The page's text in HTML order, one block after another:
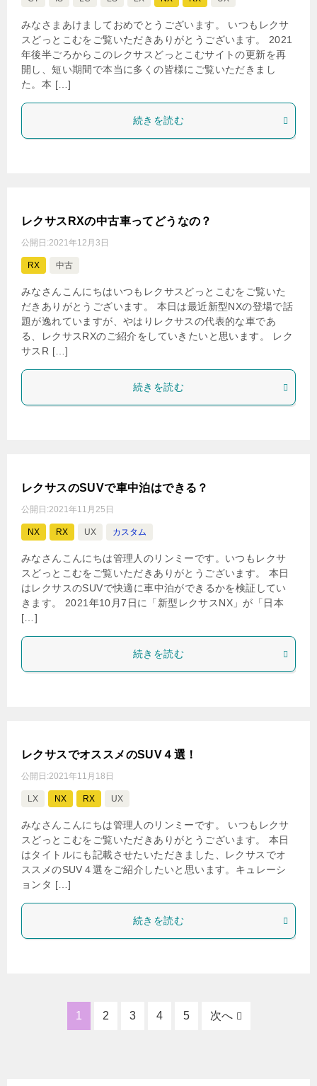
みなさまあけましておめでとうございます。 いつもレクサ
スどっとこむをご覧いただきありがとうございます。 2021
年後半ごろからこのレクサスどっとこむサイトの更新を再
開し、短い期間で本当に多くの皆様にご覧いただきまし
た。本 […]
続きを読む
レクサスRXの中古車ってどうなの？
公開日:2021年12月3日
RX 中古
みなさんこんにちはいつもレクサスどっとこむをご覧いた
だきありがとうございます。 本日は最近新型NXの登場で話
題が逸れていますが、やはりレクサスの代表的な車であ
る、レクサスRXのご紹介をしていきたいと思います。 レク
サスR […]
続きを読む
レクサスのSUVで車中泊はできる？
公開日:2021年11月25日
NX RX UX カスタム
みなさんこんにちは管理人のリンミーです。いつもレクサ
スどっとこむをご覧いただきありがとうございます。 本日
はレクサスのSUVで快適に車中泊ができるかを検証してい
きます。 2021年10月7日に「新型レクサスNX」が「日本
[…]
続きを読む
レクサスでオススメのSUV４選！
公開日:2021年11月18日
LX NX RX UX
みなさんこんにちは管理人のリンミーです。 いつもレクサ
スどっとこむをご覧いただきありがとうございます。 本日
はタイトルにも記載させたいただきました、レクサスでオ
ススメのSUV４選をご紹介したいと思います。キュレーシ
ョンタ […]
続きを読む
1 2 3 4 5 次へ